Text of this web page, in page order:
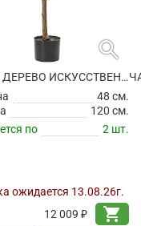
search
ЧАЙНОЕ ДЕРЕВО ИСКУССТВЕННОЕ
48 см.
120 см.
по
2 шт.
ожидается 13.08.26г.
12 009 ₽
shopping_cart